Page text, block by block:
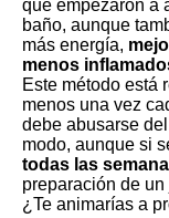
que empezaron a
baño, aunque
más energía,
menos
Este método está
menos una vez
debe abusarse
modo, aunque si
todas las
preparación de
¿Te animarías a